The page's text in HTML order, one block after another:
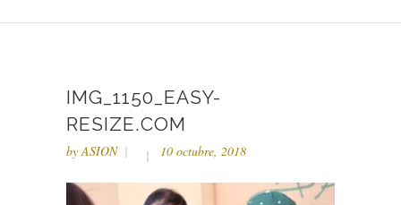
IMG_1150_EASY-
RESIZE.COM
byASION 10 octubre, 2018